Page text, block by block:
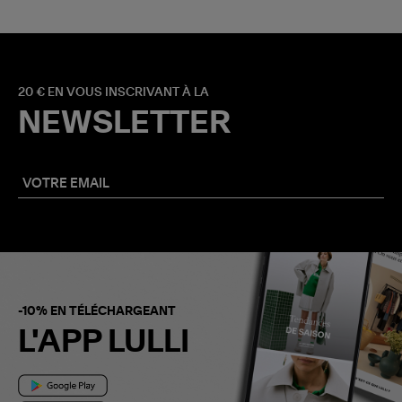
20 € EN VOUS INSCRIVANT À LA
NEWSLETTER
-10% EN TÉLÉCHARGEANT
L'APP LULLI